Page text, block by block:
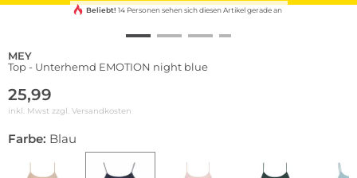
Beliebt! 14 Personen sehen sich diesen Artikel gerade an
MEY
Top - Unterhemd EMOTION night blue
25,99
inkl. Mwst zzgl. Versandkosten
Farbe: Blau